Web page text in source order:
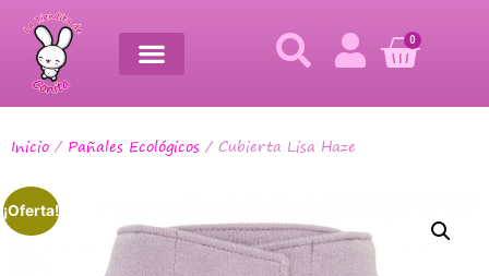
0
Inicio / Pañales Ecológicos / Cubierta Lisa Haze
¡Oferta!